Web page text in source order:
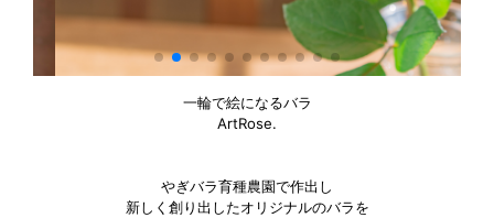
一輪で絵になるバラ
ArtRose.
やぎバラ育種農園で作出し
新しく創り出したオリジナルのバラを